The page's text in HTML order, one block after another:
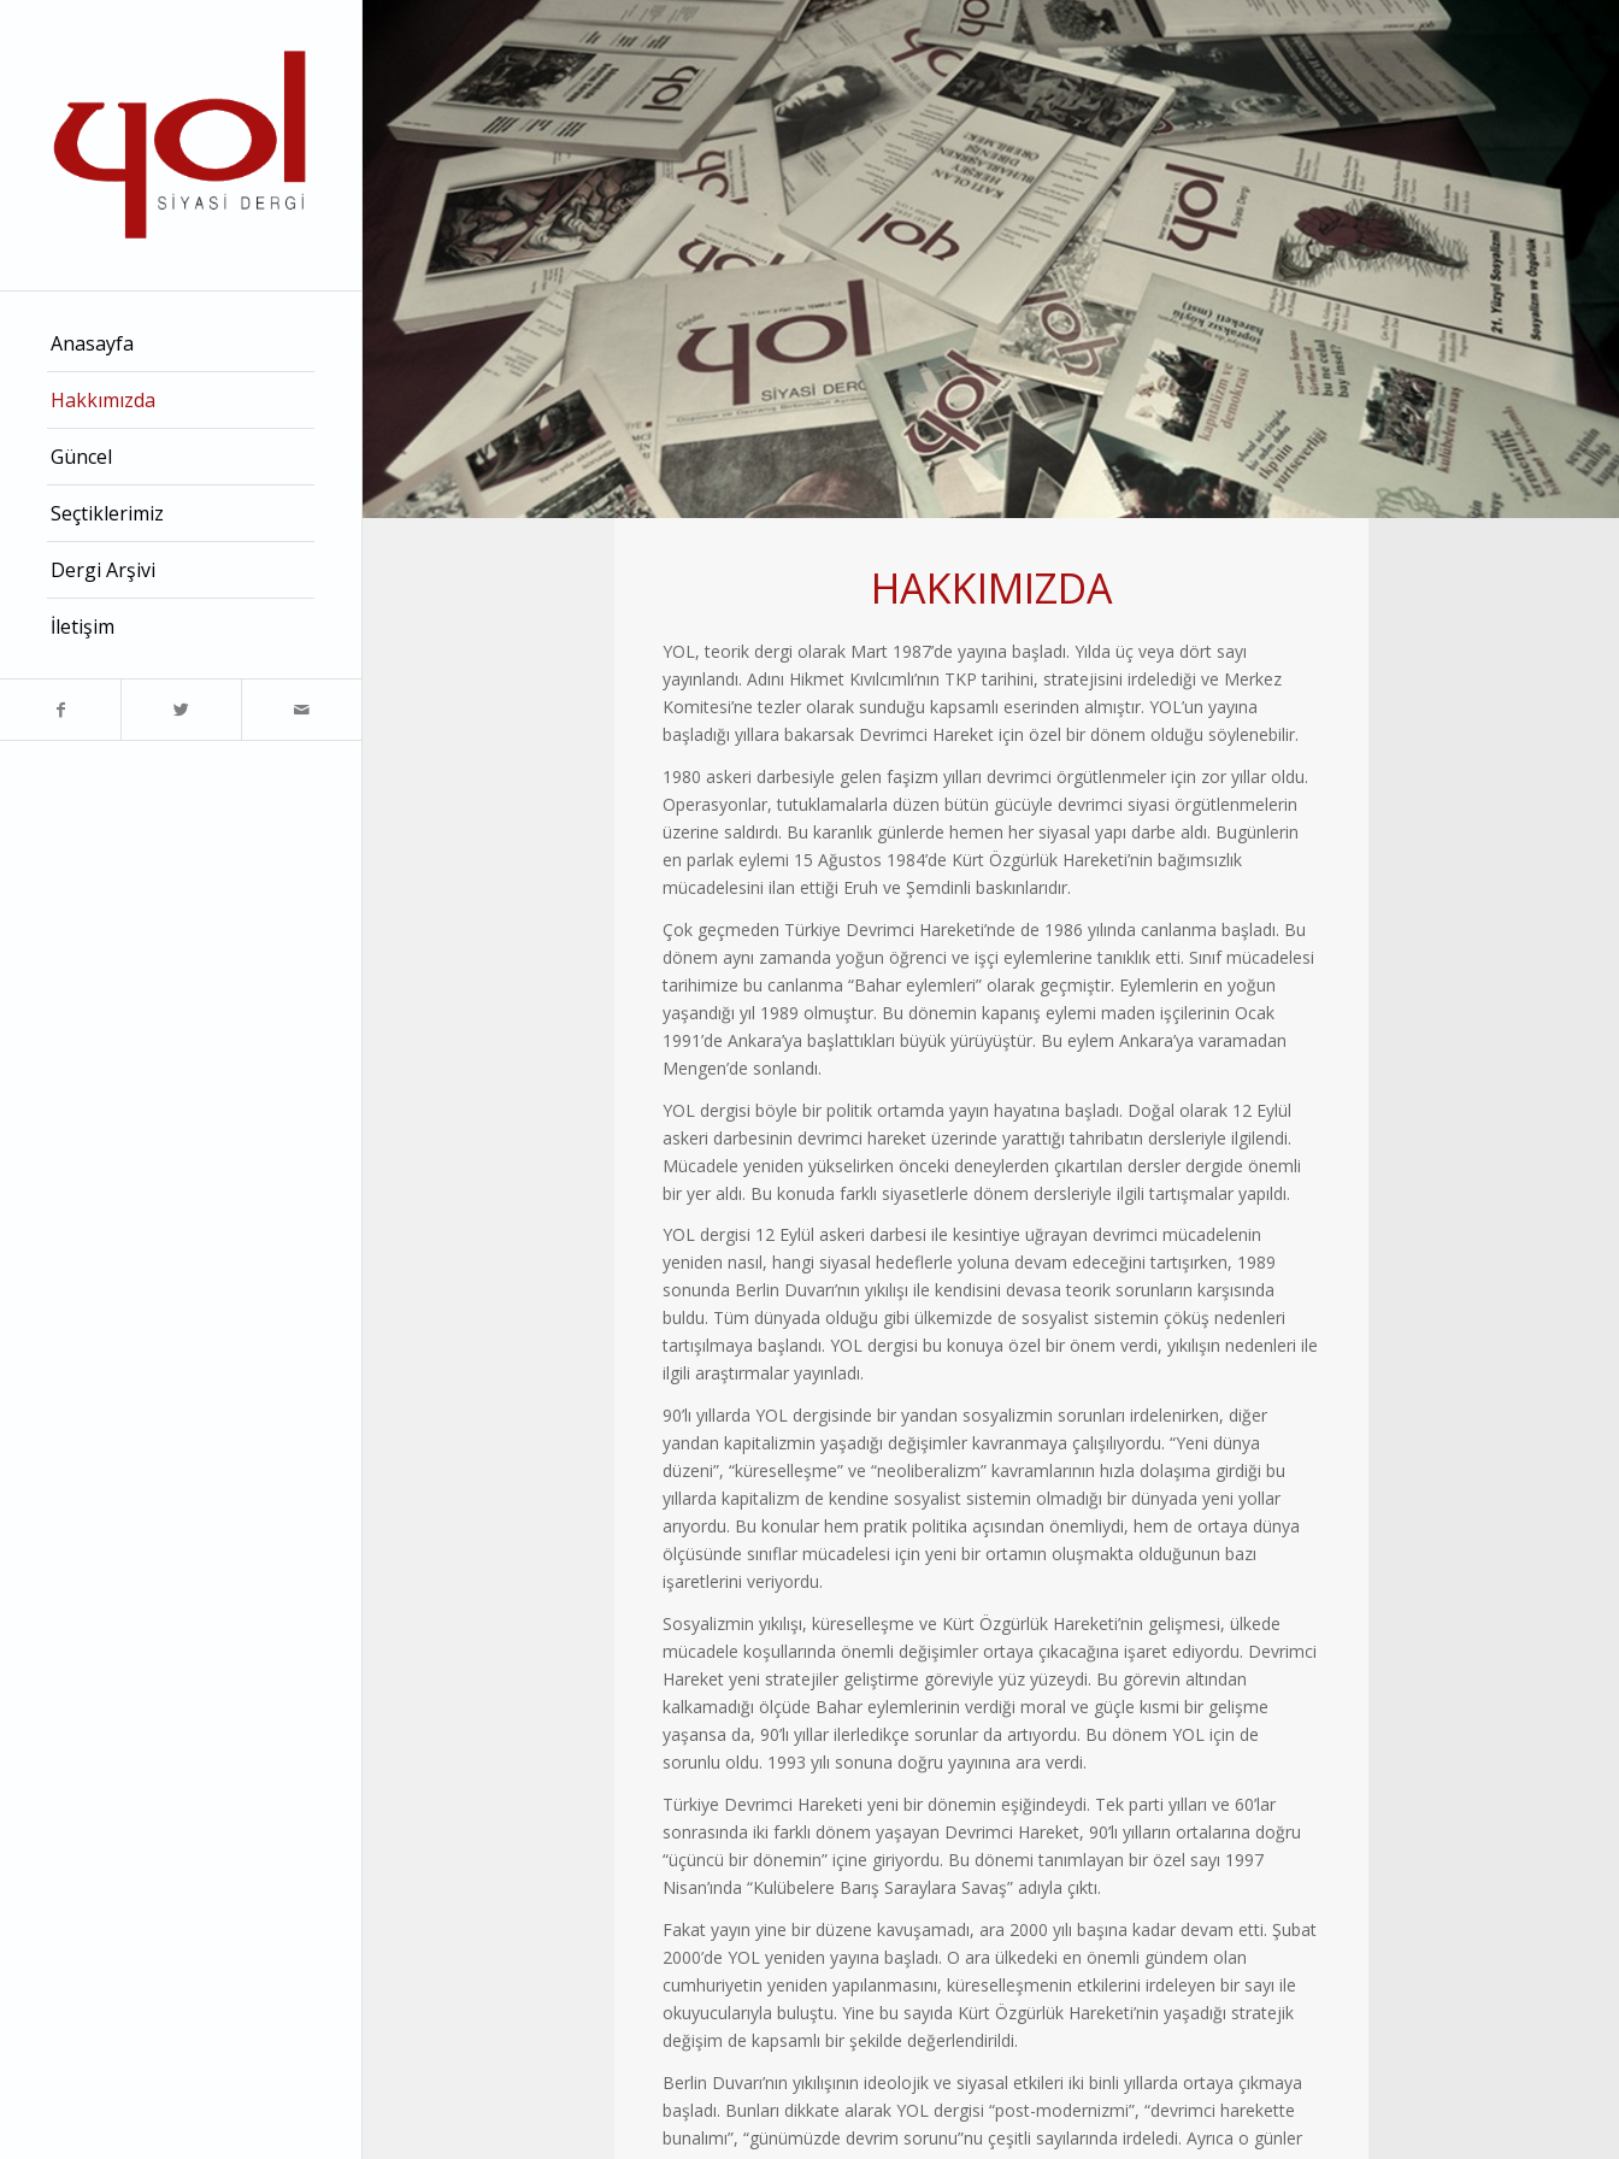
Anasayfa
Hakkımızda
Güncel
Seçtiklerimiz
Dergi Arşivi
İletişim
HAKKIMIZDA
YOL, teorik dergi olarak Mart 1987’de yayına başladı. Yılda üç veya dört sayı
yayınlandı. Adını Hikmet Kıvılcımlı’nın TKP tarihini, stratejisini irdelediği ve Merkez
Komitesi’ne tezler olarak sunduğu kapsamlı eserinden almıştır. YOL’un yayına
başladığı yıllara bakarsak Devrimci Hareket için özel bir dönem olduğu söylenebilir.
1980 askeri darbesiyle gelen faşizm yılları devrimci örgütlenmeler için zor yıllar oldu.
Operasyonlar, tutuklamalarla düzen bütün gücüyle devrimci siyasi örgütlenmelerin
üzerine saldırdı. Bu karanlık günlerde hemen her siyasal yapı darbe aldı. Bugünlerin
en parlak eylemi 15 Ağustos 1984’de Kürt Özgürlük Hareketi’nin bağımsızlık
mücadelesini ilan ettiği Eruh ve Şemdinli baskınlarıdır.
Çok geçmeden Türkiye Devrimci Hareketi’nde de 1986 yılında canlanma başladı. Bu
dönem aynı zamanda yoğun öğrenci ve işçi eylemlerine tanıklık etti. Sınıf mücadelesi
tarihimize bu canlanma “Bahar eylemleri” olarak geçmiştir. Eylemlerin en yoğun
yaşandığı yıl 1989 olmuştur. Bu dönemin kapanış eylemi maden işçilerinin Ocak
1991’de Ankara’ya başlattıkları büyük yürüyüştür. Bu eylem Ankara’ya varamadan
Mengen’de sonlandı.
YOL dergisi böyle bir politik ortamda yayın hayatına başladı. Doğal olarak 12 Eylül
askeri darbesinin devrimci hareket üzerinde yarattığı tahribatın dersleriyle ilgilendi.
Mücadele yeniden yükselirken önceki deneylerden çıkartılan dersler dergide önemli
bir yer aldı. Bu konuda farklı siyasetlerle dönem dersleriyle ilgili tartışmalar yapıldı.
YOL dergisi 12 Eylül askeri darbesi ile kesintiye uğrayan devrimci mücadelenin
yeniden nasıl, hangi siyasal hedeflerle yoluna devam edeceğini tartışırken, 1989
sonunda Berlin Duvarı’nın yıkılışı ile kendisini devasa teorik sorunların karşısında
buldu. Tüm dünyada olduğu gibi ülkemizde de sosyalist sistemin çöküş nedenleri
tartışılmaya başlandı. YOL dergisi bu konuya özel bir önem verdi, yıkılışın nedenleri ile
ilgili araştırmalar yayınladı.
90’lı yıllarda YOL dergisinde bir yandan sosyalizmin sorunları irdelenirken, diğer
yandan kapitalizmin yaşadığı değişimler kavranmaya çalışılıyordu. “Yeni dünya
düzeni”, “küreselleşme” ve “neoliberalizm” kavramlarının hızla dolaşıma girdiği bu
yıllarda kapitalizm de kendine sosyalist sistemin olmadığı bir dünyada yeni yollar
arıyordu. Bu konular hem pratik politika açısından önemliydi, hem de ortaya dünya
ölçüsünde sınıflar mücadelesi için yeni bir ortamın oluşmakta olduğunun bazı
işaretlerini veriyordu.
Sosyalizmin yıkılışı, küreselleşme ve Kürt Özgürlük Hareketi’nin gelişmesi, ülkede
mücadele koşullarında önemli değişimler ortaya çıkacağına işaret ediyordu. Devrimci
Hareket yeni stratejiler geliştirme göreviyle yüz yüzeydi. Bu görevin altından
kalkamadığı ölçüde Bahar eylemlerinin verdiği moral ve güçle kısmi bir gelişme
yaşansa da, 90’lı yıllar ilerledikçe sorunlar da artıyordu. Bu dönem YOL için de
sorunlu oldu. 1993 yılı sonuna doğru yayınına ara verdi.
Türkiye Devrimci Hareketi yeni bir dönemin eşiğindeydi. Tek parti yılları ve 60’lar
sonrasında iki farklı dönem yaşayan Devrimci Hareket, 90’lı yılların ortalarına doğru
“üçüncü bir dönemin” içine giriyordu. Bu dönemi tanımlayan bir özel sayı 1997
Nisan’ında “Kulübelere Barış Saraylara Savaş” adıyla çıktı.
Fakat yayın yine bir düzene kavuşamadı, ara 2000 yılı başına kadar devam etti. Şubat
2000’de YOL yeniden yayına başladı. O ara ülkedeki en önemli gündem olan
cumhuriyetin yeniden yapılanmasını, küreselleşmenin etkilerini irdeleyen bir sayı ile
okuyucularıyla buluştu. Yine bu sayıda Kürt Özgürlük Hareketi’nin yaşadığı stratejik
değişim de kapsamlı bir şekilde değerlendirildi.
Berlin Duvarı’nın yıkılışının ideolojik ve siyasal etkileri iki binli yıllarda ortaya çıkmaya
başladı. Bunları dikkate alarak YOL dergisi “post-modernizmi”, “devrimci harekette
bunalımı”, “günümüzde devrim sorunu”nu çeşitli sayılarında irdeledi. Ayrıca o günler